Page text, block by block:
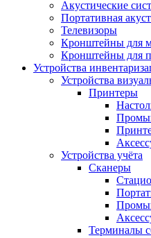
Акустические
Портативная
Телевизоры
Кронштейны для
Кронштейны для
Устройства
Устройства
Принтеры
Устройства учёта
Сканеры
Терминалы